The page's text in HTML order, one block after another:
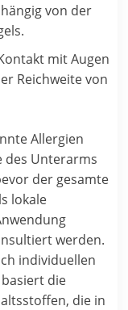
von der
mit Augen
Reichweite von
Allergien
des Unterarms
der gesamte
lokale
werden.
individuellen
die
die in